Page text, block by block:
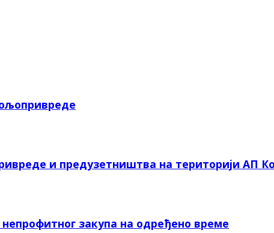
и предузетништва на територији АП
закупа на одређено време